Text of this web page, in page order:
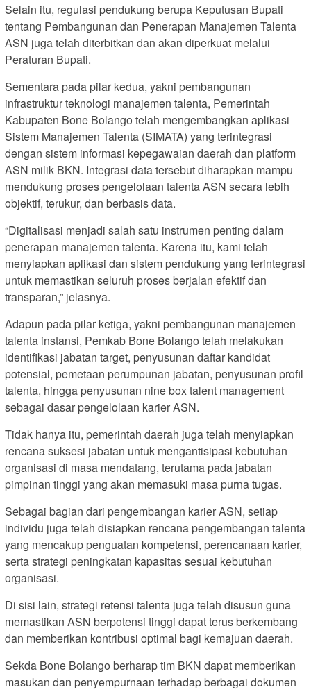
Selain itu, regulasi pendukung berupa Keputusan Bupati
tentang Pembangunan dan Penerapan Manajemen Talenta
ASN juga telah diterbitkan dan akan diperkuat melalui
Peraturan Bupati.
Sementara pada pilar kedua, yakni pembangunan
infrastruktur teknologi manajemen talenta, Pemerintah
Kabupaten Bone Bolango telah mengembangkan aplikasi
Sistem Manajemen Talenta (SIMATA) yang terintegrasi
dengan sistem informasi kepegawaian daerah dan platform
ASN milik BKN. Integrasi data tersebut diharapkan mampu
mendukung proses pengelolaan talenta ASN secara lebih
objektif, terukur, dan berbasis data.
“Digitalisasi menjadi salah satu instrumen penting dalam
penerapan manajemen talenta. Karena itu, kami telah
menyiapkan aplikasi dan sistem pendukung yang terintegrasi
untuk memastikan seluruh proses berjalan efektif dan
transparan,” jelasnya.
Adapun pada pilar ketiga, yakni pembangunan manajemen
talenta instansi, Pemkab Bone Bolango telah melakukan
identifikasi jabatan target, penyusunan daftar kandidat
potensial, pemetaan perumpunan jabatan, penyusunan profil
talenta, hingga penyusunan nine box talent management
sebagai dasar pengelolaan karier ASN.
Tidak hanya itu, pemerintah daerah juga telah menyiapkan
rencana suksesi jabatan untuk mengantisipasi kebutuhan
organisasi di masa mendatang, terutama pada jabatan
pimpinan tinggi yang akan memasuki masa purna tugas.
Sebagai bagian dari pengembangan karier ASN, setiap
individu juga telah disiapkan rencana pengembangan talenta
yang mencakup penguatan kompetensi, perencanaan karier,
serta strategi peningkatan kapasitas sesuai kebutuhan
organisasi.
Di sisi lain, strategi retensi talenta juga telah disusun guna
memastikan ASN berpotensi tinggi dapat terus berkembang
dan memberikan kontribusi optimal bagi kemajuan daerah.
Sekda Bone Bolango berharap tim BKN dapat memberikan
masukan dan penyempurnaan terhadap berbagai dokumen